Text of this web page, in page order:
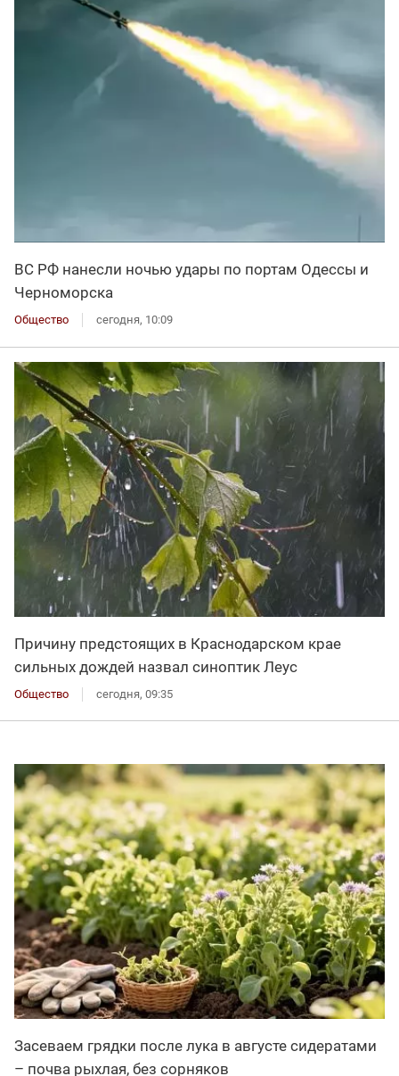
ВС РФ нанесли ночью удары по портам Одессы и
Черноморска
Общество сегодня, 10:09
Причину предстоящих в Краснодарском крае
сильных дождей назвал синоптик Леус
Общество сегодня, 09:35
Засеваем грядки после лука в августе сидератами
– почва рыхлая, без сорняков